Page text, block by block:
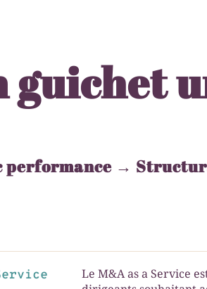
guichet
performance →
Le M&A as a Service